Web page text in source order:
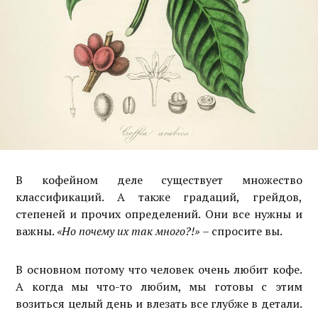
В кофейном деле существует множество
классификаций. А также градаций, грейдов,
степеней и прочих определений. Они все нужны и
важны. «Но почему их так много?!» – спросите вы.
В основном потому что человек очень любит кофе.
А когда мы что-то любим, мы готовы с этим
возиться целый день и влезать все глубже в детали.